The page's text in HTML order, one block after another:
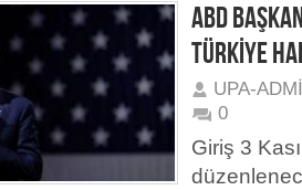
ABD
TÜRKİYE
UPA-
0
Giriş 3